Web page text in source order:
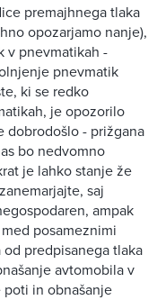
premajhnega tlaka
opozarjamo nanje),
v pnevmatikah -
pnevmatik
ki se redko
je opozorilo
dobrodošlo - prižgana
bo nedvomno
je lahko stanje že
saj
ampak
posameznimi
predpisanega tlaka
avtomobila v
in obnašanje